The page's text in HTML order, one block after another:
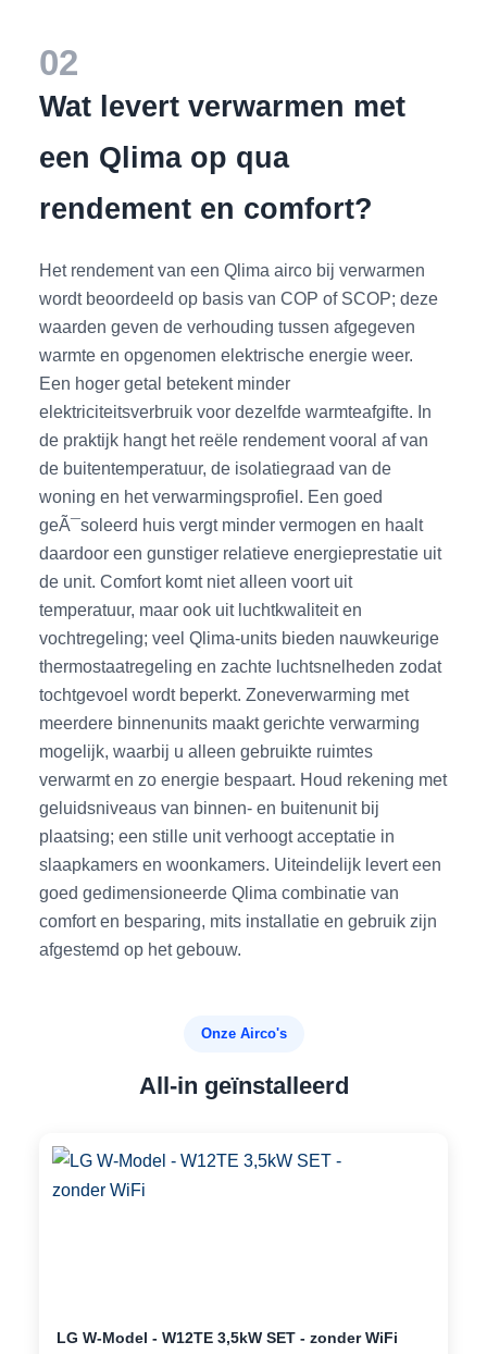
02
Wat levert verwarmen met
een Qlima op qua
rendement en comfort?
Het rendement van een Qlima airco bij verwarmen
wordt beoordeeld op basis van COP of SCOP; deze
waarden geven de verhouding tussen afgegeven
warmte en opgenomen elektrische energie weer.
Een hoger getal betekent minder
elektriciteitsverbruik voor dezelfde warmteafgifte. In
de praktijk hangt het reële rendement vooral af van
de buitentemperatuur, de isolatiegraad van de
woning en het verwarmingsprofiel. Een goed
geÃ¯soleerd huis vergt minder vermogen en haalt
daardoor een gunstiger relatieve energieprestatie uit
de unit. Comfort komt niet alleen voort uit
temperatuur, maar ook uit luchtkwaliteit en
vochtregeling; veel Qlima-units bieden nauwkeurige
thermostaatregeling en zachte luchtsnelheden zodat
tochtgevoel wordt beperkt. Zoneverwarming met
meerdere binnenunits maakt gerichte verwarming
mogelijk, waarbij u alleen gebruikte ruimtes
verwarmt en zo energie bespaart. Houd rekening met
geluidsniveaus van binnen- en buitenunit bij
plaatsing; een stille unit verhoogt acceptatie in
slaapkamers en woonkamers. Uiteindelijk levert een
goed gedimensioneerde Qlima combinatie van
comfort en besparing, mits installatie en gebruik zijn
afgestemd op het gebouw.
Onze Airco's
All-in geïnstalleerd
LG W-Model - W12TE 3,5kW SET - zonder WiFi